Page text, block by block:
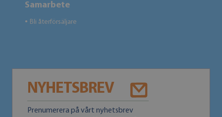
Samarbete
● Bli återförsäljare
NYHETSBREV
Prenumerera på vårt nyhetsbrev